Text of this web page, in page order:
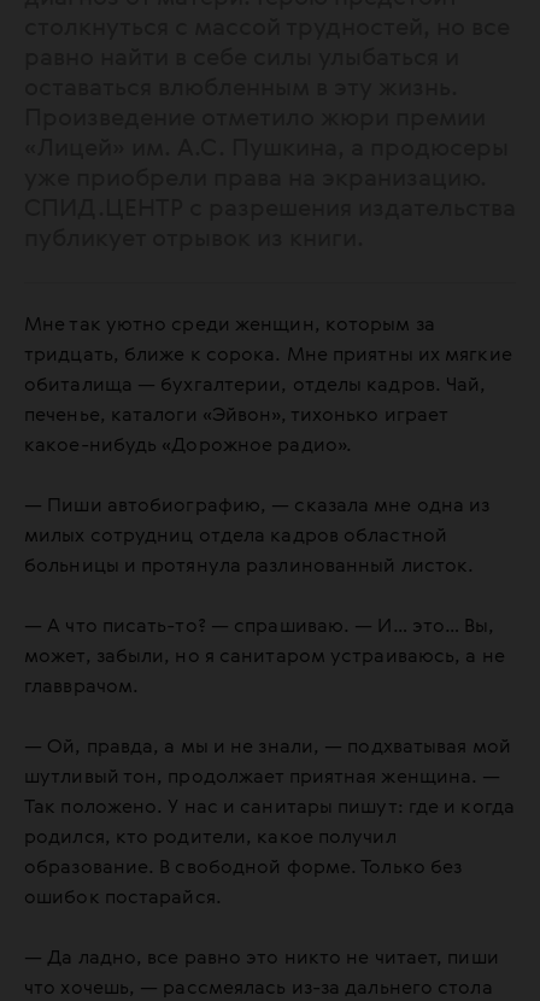
Мне так уютно среди женщин, которым за
тридцать, ближе к сорока. Мне приятны их мягкие
обиталища — бухгалтерии, отделы кадров. Чай,
печенье, каталоги «Эйвон», тихонько играет
какое-нибудь «Дорожное радио».
— Пиши автобиографию, — сказала мне одна из
милых сотрудниц отдела кадров областной
больницы и протянула разлинованный листок.
— А что писать-то? — спрашиваю. — И… это… Вы,
может, забыли, но я санитаром устраиваюсь, а не
главврачом.
— Ой, правда, а мы и не знали, — подхватывая мой
шутливый тон, продолжает приятная женщина. —
Так положено. У нас и санитары пишут: где и когда
родился, кто родители, какое получил
образование. В свободной форме. Только без
ошибок постарайся.
— Да ладно, все равно это никто не читает, пиши
что хочешь, — рассмеялась из-за дальнего стола